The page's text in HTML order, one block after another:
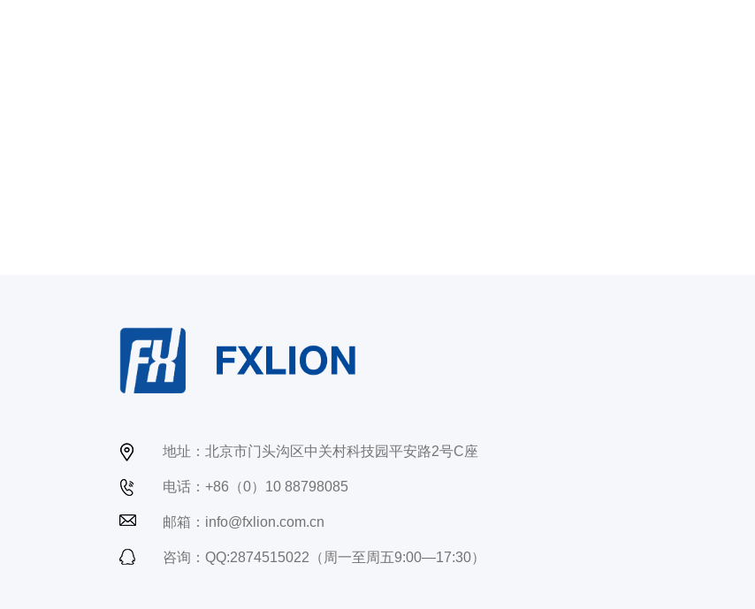
地址：北京市门头沟区中关村科技园平安路2号C座
电话：+86（0）10 88798085
邮箱：info@fxlion.com.cn
咨询：QQ:2874515022（周一至周五9:00—17:30）